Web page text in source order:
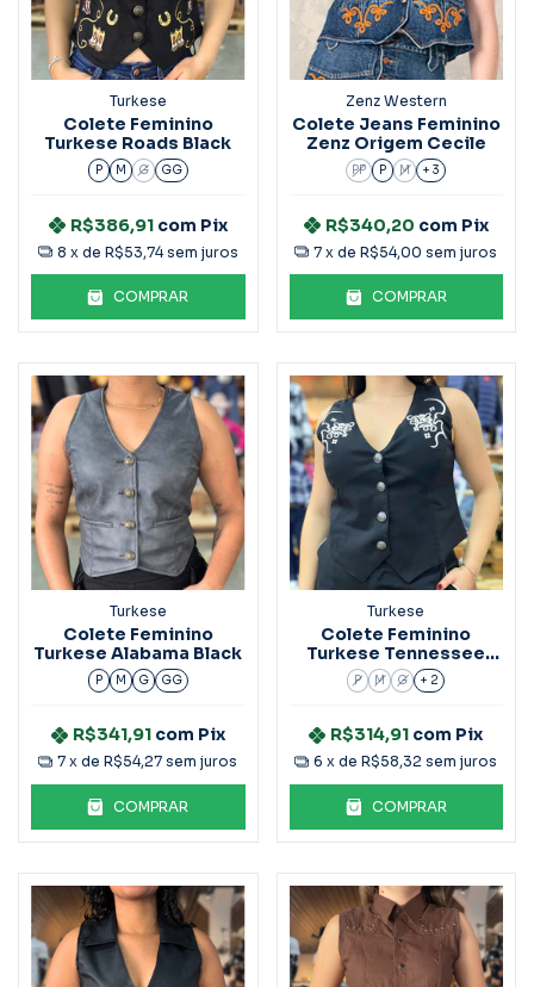
Turkese
Colete Feminino
Turkese Roads Black
P M G GG
R$386,91 com Pix
8 x de R$53,74 sem juros
COMPRAR
Zenz Western
Colete Jeans Feminino
Zenz Origem Cecile
PP P M + 3
R$340,20 com Pix
7 x deR$54,00 sem juros
COMPRAR
Turkese
Colete Feminino
Turkese Alabama Black
P M G GG
R$341,91 com Pix
7 x deR$54,27 sem juros
COMPRAR
Turkese
Colete Feminino
Turkese Tennessee
Preto
P M G + 2
R$314,91 com Pix
6 x deR$58,32 sem juros
COMPRAR